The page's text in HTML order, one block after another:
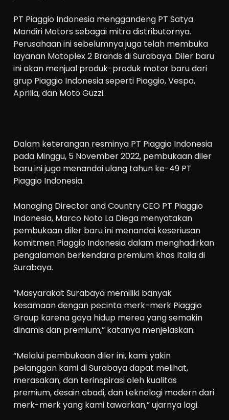
PT Piaggio Indonesia menggandeng PT Satya
Mandiri Motors sebagai mitra distributornya.
Perusahaan ini sebelumnya juga telah membuka
layanan Motoplex 2 Brands di Surabaya. Diler baru
ini akan menjual produk-produk motor baru dari
grup Piaggio Indonesia seperti Piaggio, Vespa,
Aprilia, dan Moto Guzzi.
Dalam keterangan resminya PT Piaggio Indonesia
pada Minggu, 5 November 2022, pembukaan diler
baru ini juga menandai ulang tahun ke-49 PT
Piaggio Indonesia.
Managing Director and Country CEO PT Piaggio
Indonesia, Marco Noto La Diega menyatakan
pembukaan diler baru ini menandai keseriusan
komitmen Piaggio Indonesia dalam menghadirkan
pengalaman berkendara premium khas Italia di
Surabaya.
“Masyarakat Surabaya memiliki banyak
kesamaan dengan pecinta merk-merk Piaggio
Group karena gaya hidup merea yang semakin
dinamis dan premium,” katanya menjelaskan.
“Melalui pembukaan diler ini, kami yakin
pelanggan kami di Surabaya dapat melihat,
merasakan, dan terinspirasi oleh kualitas
premium, desain abadi, dan teknologi modern dari
merk-merk yang kami tawarkan,” ujarnya lagi.